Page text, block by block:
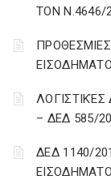
ΤΟΝ Ν.4646/
– ΔΕΔ 585/
ΔΕΔ 1140/